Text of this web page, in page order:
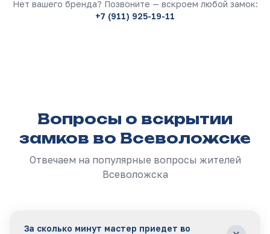
Нет вашего бренда? Позвоните — вскроем любой замок:
+7 (911) 925-19-11
Вопросы о вскрытии
замков во Всеволожске
Отвечаем на популярные вопросы жителей
Всеволожска
За сколько минут мастер приедет во